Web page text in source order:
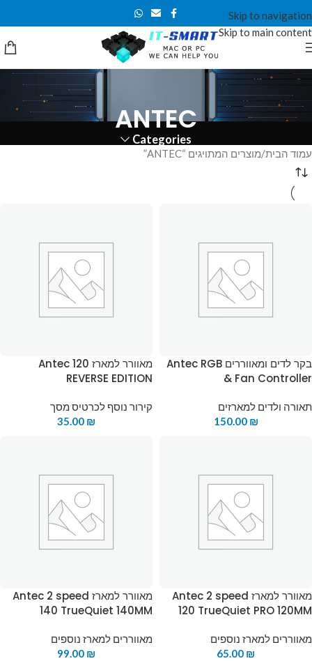
Skip to navigation
Skip to main content
ANTEC
Categories
עמוד הבית מוצרים המתויגים “ANTEC”
בקר לדים ומאווררים Antec RGB
& Fan Controller
תאורה ולדים למארזים
150.00 ₪
מאוורר למארז Antec 120
REVERSE EDITION
קירור נוסף לכרטיס מסך
35.00 ₪
מאוורר למארז Antec 2 speed
120 TrueQuiet PRO 120MM
מאווררים למארז נוספים
65.00 ₪
מאוורר למארז Antec 2 speed
140 TrueQuiet 140MM
מאווררים למארז נוספים
99.00 ₪